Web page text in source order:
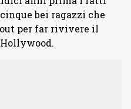
bei ragazzi che
per far rivivere il